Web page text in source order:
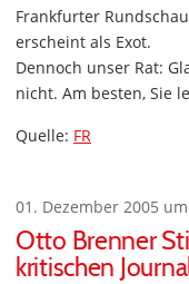
Frankfurter
erscheint als Exot.
Dennoch unser Rat:
nicht. Am besten, Sie
Quelle: FR
01. Dezember 2005
Otto Brenner
kritischen